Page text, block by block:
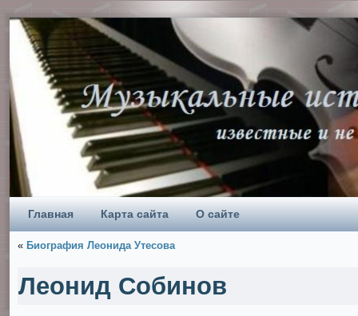
Главная Карта сайта О сайте
« Биография Леонида Утесова
Леонид Собинов